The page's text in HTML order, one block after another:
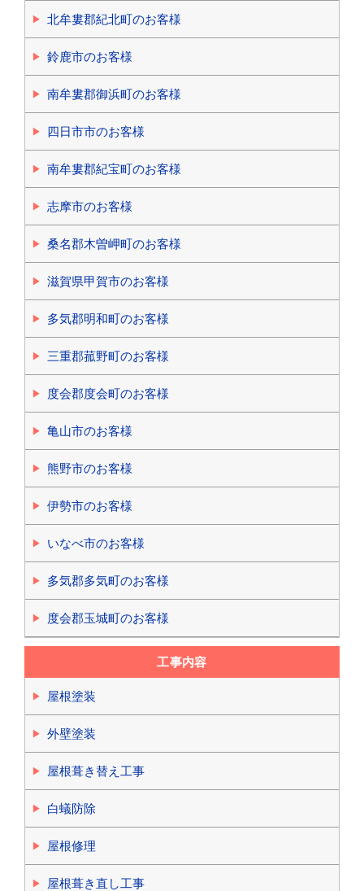
北牟婁郡紀北町のお客様
鈴鹿市のお客様
南牟婁郡御浜町のお客様
四日市市のお客様
南牟婁郡紀宝町のお客様
志摩市のお客様
桑名郡木曽岬町のお客様
滋賀県甲賀市のお客様
多気郡明和町のお客様
三重郡菰野町のお客様
度会郡度会町のお客様
亀山市のお客様
熊野市のお客様
伊勢市のお客様
いなべ市のお客様
多気郡多気町のお客様
度会郡玉城町のお客様
工事内容
屋根塗装
外壁塗装
屋根葺き替え工事
白蟻防除
屋根修理
屋根葺き直し工事